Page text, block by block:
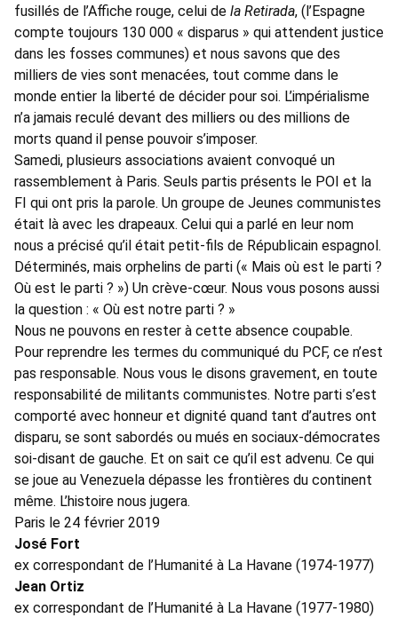
fusillés de l’Affiche rouge, celui de la Retirada, (l’Espagne
compte toujours 130 000 « disparus » qui attendent justice
dans les fosses communes) et nous savons que des
milliers de vies sont menacées, tout comme dans le
monde entier la liberté de décider pour soi. L’impérialisme
n’a jamais reculé devant des milliers ou des millions de
morts quand il pense pouvoir s’imposer.
Samedi, plusieurs associations avaient convoqué un
rassemblement à Paris. Seuls partis présents le POI et la
FI qui ont pris la parole. Un groupe de Jeunes communistes
était là avec les drapeaux. Celui qui a parlé en leur nom
nous a précisé qu’il était petit-fils de Républicain espagnol.
Déterminés, mais orphelins de parti (« Mais où est le parti ?
Où est le parti ? ») Un crève-cœur. Nous vous posons aussi
la question : « Où est notre parti ? »
Nous ne pouvons en rester à cette absence coupable.
Pour reprendre les termes du communiqué du PCF, ce n’est
pas responsable. Nous vous le disons gravement, en toute
responsabilité de militants communistes. Notre parti s’est
comporté avec honneur et dignité quand tant d’autres ont
disparu, se sont sabordés ou mués en sociaux-démocrates
soi-disant de gauche. Et on sait ce qu’il est advenu. Ce qui
se joue au Venezuela dépasse les frontières du continent
même. L’histoire nous jugera.
Paris le 24 février 2019
José Fort
ex correspondant de l’Humanité à La Havane (1974-1977)
Jean Ortiz
ex correspondant de l’Humanité à La Havane (1977-1980)